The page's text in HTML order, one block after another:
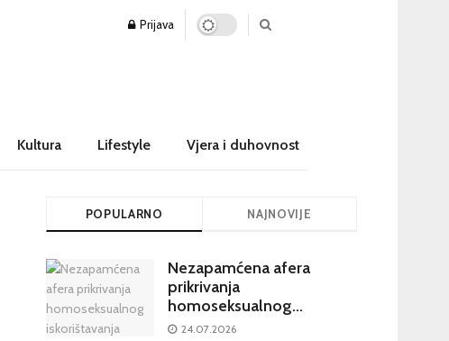
Prijava
Kultura Lifestyle Vjera i duhovnost
POPULARNO NAJNOVIJE
Nezapamćena afera
prikrivanja
homoseksualnog
iskorištavanja maloljetnika
24.07.2026